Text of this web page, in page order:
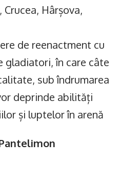
Hârșova,
de reenactment cu
gladiatori, în care câte
sub îndrumarea
deprinde abilități
și luptelor în arenă